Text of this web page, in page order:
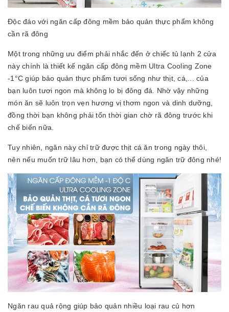
Độc đáo với ngăn cấp đông mềm bảo quản thực phẩm không
cần rã đông
Một trong những ưu điểm phải nhắc đến ở chiếc tủ lạnh 2 cửa
này chính là thiết kế ngăn cấp đông mềm Ultra Cooling Zone
-1°C giúp bảo quản thực phẩm tươi sống như thịt, cá,... của
bạn luôn tươi ngon mà không lo bị đông đá. Nhờ vậy những
món ăn sẽ luôn trọn vẹn hương vị thơm ngon và dinh dưỡng,
đồng thời bạn không phải tốn thời gian chờ rã đông trước khi
chế biến nữa.
Tuy nhiên, ngăn này chỉ trữ được thịt cá ăn trong ngày thôi,
nên nếu muốn trữ lâu hơn, bạn có thể dùng ngăn trữ đông nhé!
Ngăn rau quả rộng giúp bảo quản nhiều loại rau củ hơn